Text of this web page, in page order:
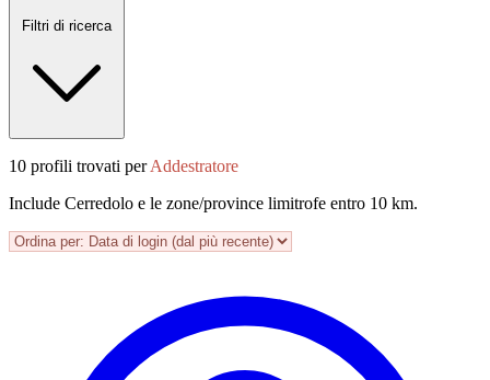
Filtri di ricerca
10 profili trovati perAddestratore
Include Cerredolo e le zone/province limitrofe entro 10 km.